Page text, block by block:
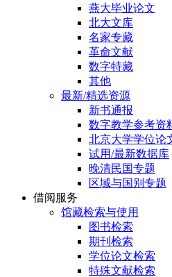
燕大毕业论文
北大文库
名家专藏
革命文献
数字特藏
其他
最新/精选资源
新书通报
数字教学参考资
北京大学学位论
试用/最新数据库
晚清民国专题
区域与国别专题
借阅服务
馆藏检索与使用
图书检索
期刊检索
学位论文检索
特殊文献检索